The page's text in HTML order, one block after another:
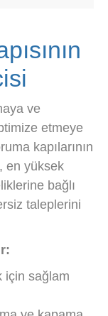
ve
etmeye
kapılarının
en yüksek
bağlı
taleplerini
için sağlam